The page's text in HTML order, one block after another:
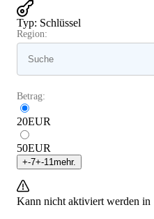
Typ: Schlüssel
Region:
Betrag:
20EUR
50EUR
+-7+-11 mehr.
Kann nicht aktiviert werden in